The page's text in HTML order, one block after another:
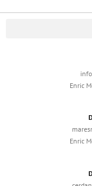
Enric
Enric